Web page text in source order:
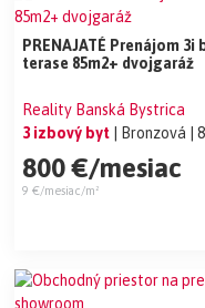
PRENAJATÉ Prenájom 3i bytu v novostavbe na
terase 85m2+ dvojgaráž
Reality Banská Bystrica
3 izbový byt
| Bronzová |
800 €/mesiac
9 €/mesiac/m²